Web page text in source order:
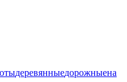
деревянныедорожныена